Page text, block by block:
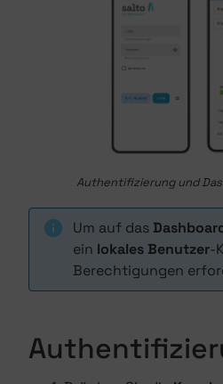
Authentifizierung und
Um auf das
ein lokales Benutzer-
Berechtigungen